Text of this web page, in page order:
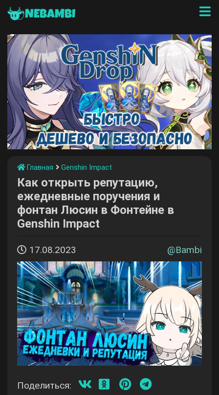
NEBAMBI
Главная Genshin Impact
Как открыть репутацию,
ежедневные поручения и
фонтан Люсин в Фонтейне в
Genshin Impact
17.08.2023 @Bambi
Поделиться: